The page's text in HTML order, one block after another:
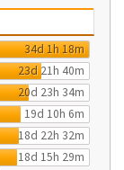
34d 1h 18m
23d 21h 40m
20d 23h 34m
19d 10h 6m
18d 22h 32m
18d 15h 29m